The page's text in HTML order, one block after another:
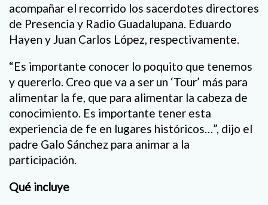
acompañar el recorrido los sacerdotes directores
de Presencia y Radio Guadalupana. Eduardo
Hayen y Juan Carlos López, respectivamente.
“Es importante conocer lo poquito que tenemos
y quererlo. Creo que va a ser un ‘Tour’ más para
alimentar la fe, que para alimentar la cabeza de
conocimiento. Es importante tener esta
experiencia de fe en lugares históricos…”, dijo el
padre Galo Sánchez para animar a la
participación.
Qué incluye